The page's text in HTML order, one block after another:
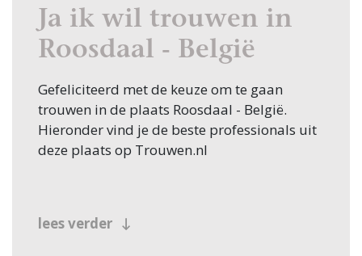
Ja ik wil trouwen in
Roosdaal - België
Gefeliciteerd met de keuze om te gaan
trouwen in de plaats Roosdaal - België.
Hieronder vind je de beste professionals uit
deze plaats op Trouwen.nl
lees verder